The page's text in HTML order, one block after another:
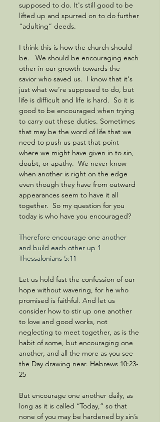
supposed to do. It's still good to be
lifted up and spurred on to do further
“adulting” deeds.
I think this is how the church should
be.   We should be encouraging each
other in our growth towards the
savior who saved us.  I know that it's
just what we’re supposed to do, but
life is difficult and life is hard.  So it is
good to be encouraged when trying
to carry out these duties. Sometimes
that may be the word of life that we
need to push us past that point
where we might have given in to sin,
doubt, or apathy.  We never know
when another is right on the edge
even though they have from outward
appearances seem to have it all
together.  So my question for you
today is who have you encouraged?
Therefore encourage one another
and build each other up 1
Thessalonians 5:11
Let us hold fast the confession of our
hope without wavering, for he who
promised is faithful. And let us
consider how to stir up one another
to love and good works, not
neglecting to meet together, as is the
habit of some, but encouraging one
another, and all the more as you see
the Day drawing near. Hebrews 10:23-
25
But encourage one another daily, as
long as it is called “Today,” so that
none of you may be hardened by sin’s